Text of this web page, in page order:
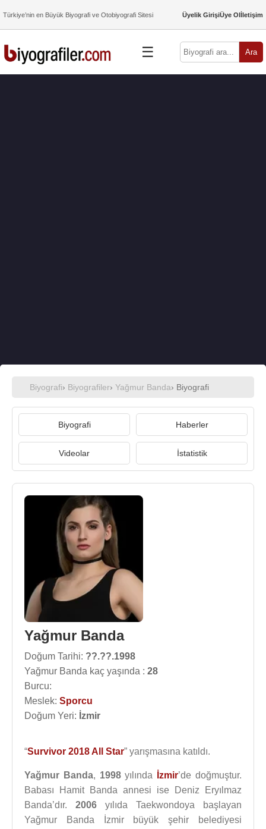
Türkiye’nin en Büyük Biyografi ve Otobiyografi Sitesi Üyelik GirişiÜye Olİletişim
☰ Ara
Biyografi› Biyografiler› Yağmur Banda› Biyografi
Biyografi Haberler
Videolar İstatistik
Yağmur Banda
Doğum Tarihi: ??.??.1998
Yağmur Banda kaç yaşında : 28
Burcu:
Meslek: Sporcu
Doğum Yeri: İzmir
“Survivor 2018 All Star” yarışmasına katıldı.
Yağmur Banda, 1998yılında İzmir’de doğmuştur.
Babası Hamit Banda annesi ise Deniz Eryılmaz
Banda’dır. 2006 yılıda Taekwondoya başlayan
Yağmur Banda İzmir büyük şehir belediyesi